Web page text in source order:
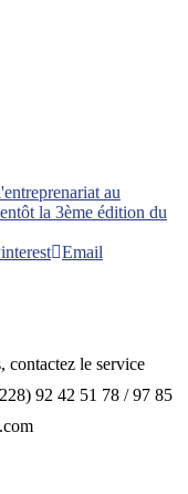
au
la 3ème édition du
Email
contactez le service
92 42 51 78 / 97 85